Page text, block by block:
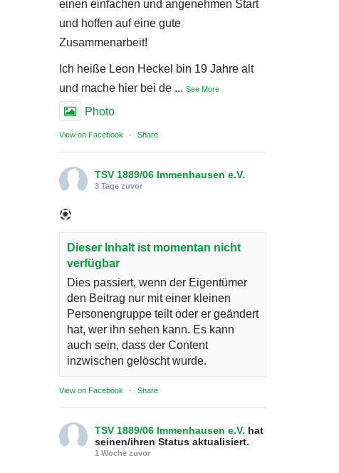
einen einfachen und angenehmen Start
und hoffen auf eine gute
Zusammenarbeit!
Ich heiße Leon Heckel bin 19 Jahre alt
und mache hier bei de ... See More
Photo
View on Facebook · Share
TSV 1889/06 Immenhausen e.V.
3 Tage zuvor
Dieser Inhalt ist momentan nicht
verfügbar
Dies passiert, wenn der Eigentümer
den Beitrag nur mit einer kleinen
Personengruppe teilt oder er geändert
hat, wer ihn sehen kann. Es kann
auch sein, dass der Content
inzwischen gelöscht wurde.
View on Facebook · Share
TSV 1889/06 Immenhausen e.V. hat
seinen/ihren Status aktualisiert.
1 Woche zuvor